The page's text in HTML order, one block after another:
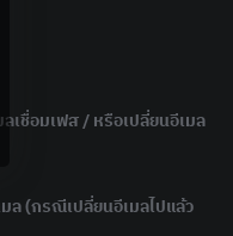
เชื่อมเฟส / หรือเปลี่ยนอีเมล
ล (กรณีเปลี่ยนอีเมลไปแล้ว